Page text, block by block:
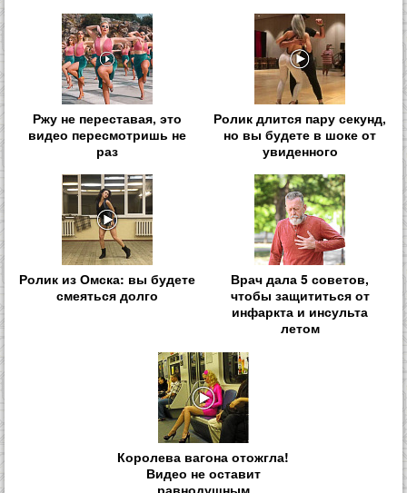
Ржу не переставая, это
видео пересмотришь не
раз
Ролик длится пару секунд,
но вы будете в шоке от
увиденного
Ролик из Омска: вы будете
смеяться долго
Врач дала 5 советов,
чтобы защититься от
инфаркта и инсульта
летом
Королева вагона отожгла!
Видео не оставит
равнодушным